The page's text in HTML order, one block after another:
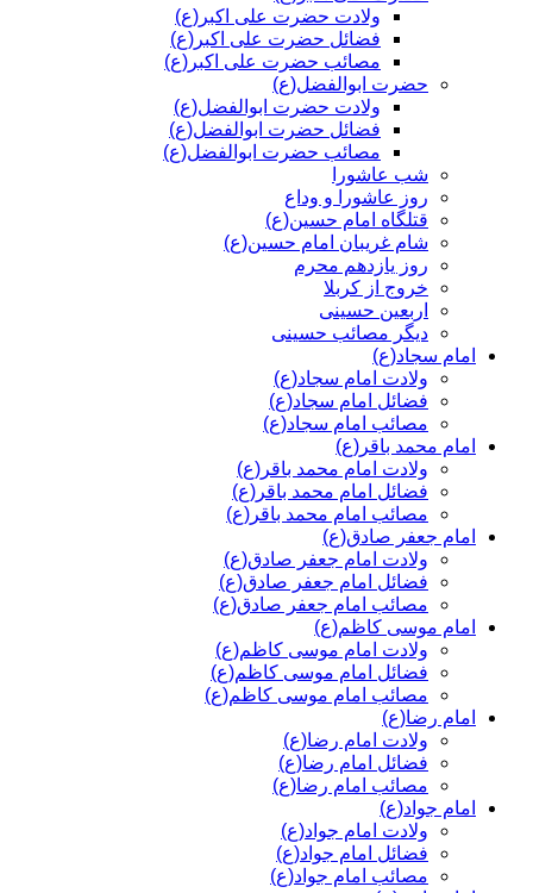
ولادت حضرت علی اکبر(ع)
فضائل حضرت علی اکبر(ع)
مصائب حضرت علی اکبر(ع)
حضرت ابوالفضل(ع)
ولادت حضرت ابوالفضل(ع)
فضائل حضرت ابوالفضل(ع)
مصائب حضرت ابوالفضل(ع)
شب عاشورا
روز عاشورا و وداع
قتلگاه امام حسین(ع)
شام غریبان امام حسین(ع)
روز یازدهم محرم
خروج از کربلا
اربعین حسینی
دیگر مصائب حسینی
امام سجاد(ع)
ولادت امام سجاد(ع)
فضائل امام سجاد(ع)
مصائب امام سجاد(ع)
امام محمد باقر(ع)
ولادت امام محمد باقر(ع)
فضائل امام محمد باقر(ع)
مصائب امام محمد باقر(ع)
امام جعفر صادق(ع)
ولادت امام جعفر صادق(ع)
فضائل امام جعفر صادق(ع)
مصائب امام جعفر صادق(ع)
امام موسی کاظم(ع)
ولادت امام موسی کاظم(ع)
فضائل امام موسی کاظم(ع)
مصائب امام موسی کاظم(ع)
امام رضا(ع)
ولادت امام رضا(ع)
فضائل امام رضا(ع)
مصائب امام رضا(ع)
امام جواد(ع)
ولادت امام جواد(ع)
فضائل امام جواد(ع)
مصائب امام جواد(ع)